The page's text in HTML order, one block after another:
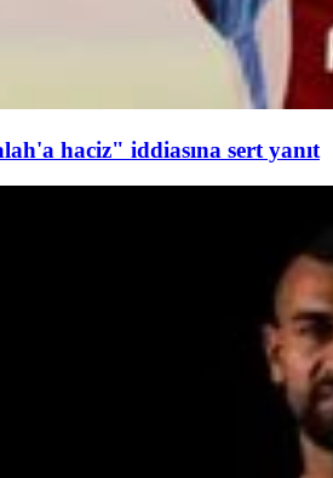
haciz" iddiasına sert yanıt